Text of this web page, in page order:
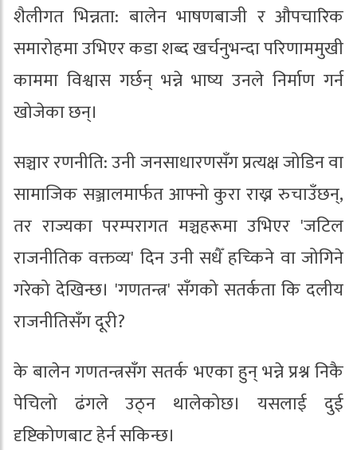
शैलीगत भिन्नता: बालेन भाषणबाजी र औपचारिक
समारोहमा उभिएर कडा शब्द खर्चनुभन्दा परिणाममुखी
काममा विश्वास गर्छन् भन्ने भाष्य उनले निर्माण गर्न
खोजेका छन्।
सञ्चार रणनीति: उनी जनसाधारणसँग प्रत्यक्ष जोडिन वा
सामाजिक सञ्जालमार्फत आफ्नो कुरा राख्न रुचाउँछन्,
तर राज्यका परम्परागत मञ्चहरूमा उभिएर 'जटिल
राजनीतिक वक्तव्य' दिन उनी सधैँ हच्किने वा जोगिने
गरेको देखिन्छ। 'गणतन्त्र' सँगको सतर्कता कि दलीय
राजनीतिसँग दूरी?
के बालेन गणतन्त्रसँग सतर्क भएका हुन् भन्ने प्रश्न निकै
पेचिलो ढंगले उठ्न थालेकोछ। यसलाई दुई
दृष्टिकोणबाट हेर्न सकिन्छ।